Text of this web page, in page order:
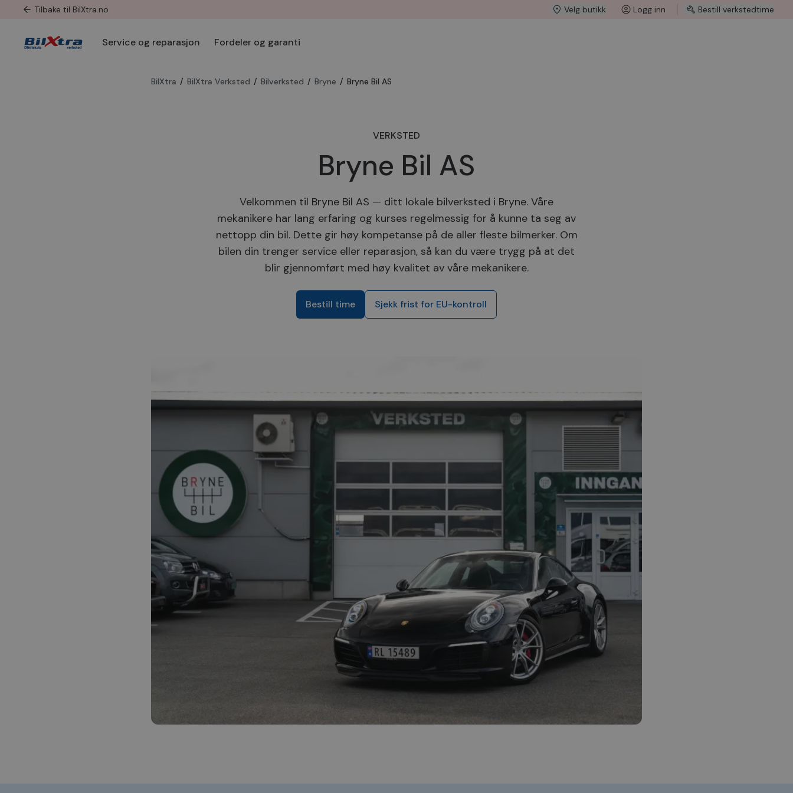
Tilbake til BilXtra.no Velg butikk Logg inn Bestill verkstedtime
Service og reparasjon Fordeler og garanti
BilXtra / BilXtra Verksted / Bilverksted / Bryne / Bryne Bil AS
VERKSTED
Bryne Bil AS
Velkommen til Bryne Bil AS — ditt lokale bilverksted i Bryne. Våre
mekanikere har lang erfaring og kurses regelmessig for å kunne ta seg av
nettopp din bil. Dette gir høy kompetanse på de aller fleste bilmerker. Om
bilen din trenger service eller reparasjon, så kan du være trygg på at det
blir gjennomført med høy kvalitet av våre mekanikere.
Bestill time Sjekk frist for EU-kontroll